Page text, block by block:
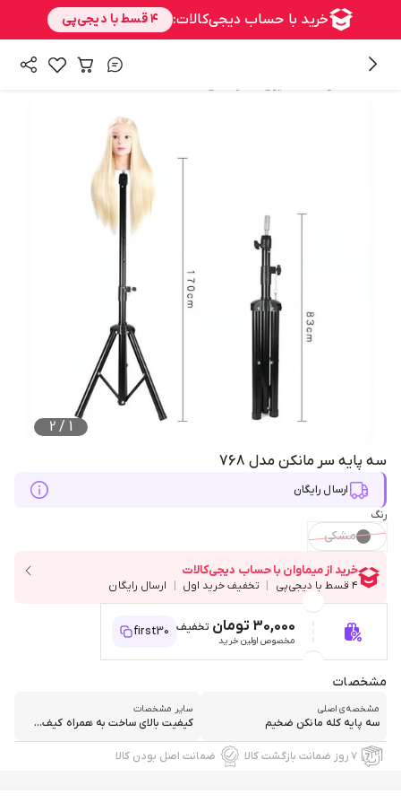
1
/
2
سه پایه سر مانکن مدل 768
ارسال رایگان
رنگ
مشکی
30,000 تومان تخفیف
مخصوص اولین خرید
first30
مشخصات
مشخصه‌ی اصلی
سه پایه کله مانکن ضخیم
سایر مشخصات
کیفیت بالای ساخت به همراه کیف...
۷ روز ضمانت بازگشت کالا ضمانت اصل بودن کالا